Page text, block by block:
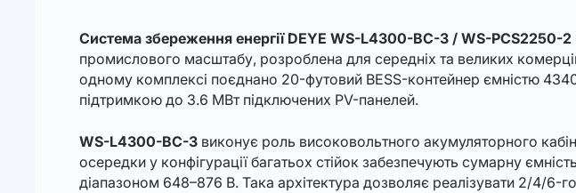
Система збереження енергії DEYE WS-L4300-BC-3 / WS-PCS2250-
промислового масштабу, розроблена для середніх та великих
одному комплексі поєднано 20-футовий BESS-контейнер ємністю
підтримкою до 3.6 МВт підключених PV-панелей.
WS-L4300-BC-3 виконує роль високовольтного акумуляторного
осередки у конфігурації багатьох стійок забезпечують сумарну
діапазоном 648–876 В. Така архітектура дозволяє реалізувати 2/4/6-